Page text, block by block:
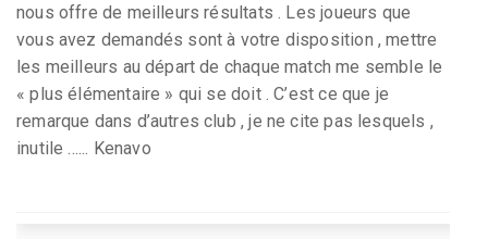
nous offre de meilleurs résultats . Les joueurs que
vous avez demandés sont à votre disposition , mettre
les meilleurs au départ de chaque match me semble le
« plus élémentaire » qui se doit . C’est ce que je
remarque dans d’autres club , je ne cite pas lesquels ,
inutile ...... Kenavo